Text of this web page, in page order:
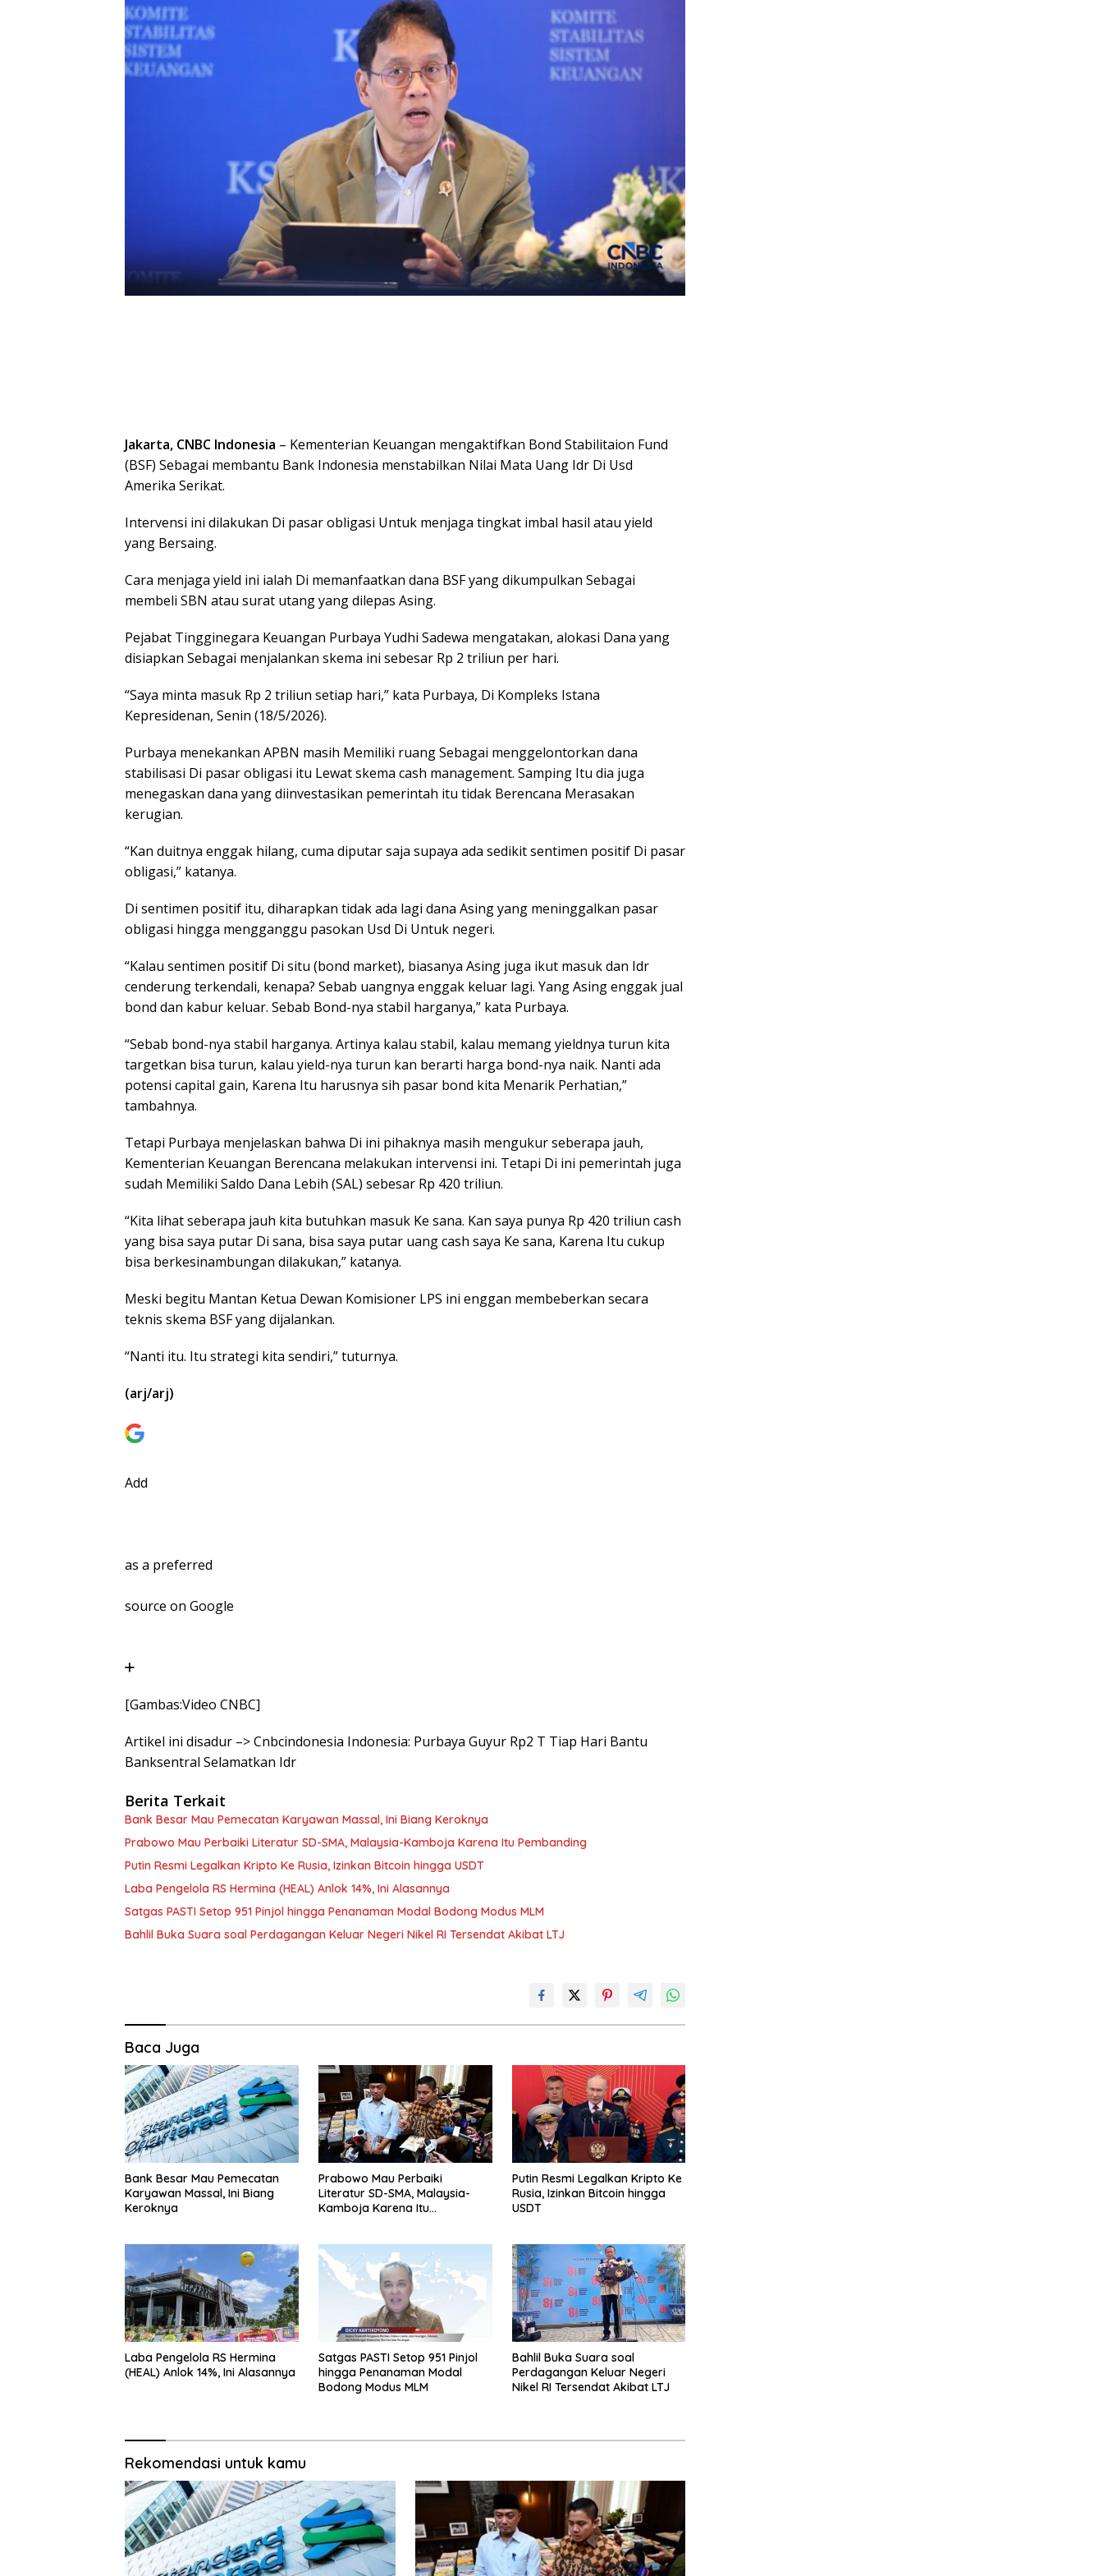
Jakarta, CNBC Indonesia – Kementerian Keuangan mengaktifkan Bond Stabilitaion Fund
(BSF) Sebagai membantu Bank Indonesia menstabilkan Nilai Mata Uang Idr Di Usd
Amerika Serikat.
Intervensi ini dilakukan Di pasar obligasi Untuk menjaga tingkat imbal hasil atau yield
yang Bersaing.
Cara menjaga yield ini ialah Di memanfaatkan dana BSF yang dikumpulkan Sebagai
membeli SBN atau surat utang yang dilepas Asing.
Pejabat Tingginegara Keuangan Purbaya Yudhi Sadewa mengatakan, alokasi Dana yang
disiapkan Sebagai menjalankan skema ini sebesar Rp 2 triliun per hari.
“Saya minta masuk Rp 2 triliun setiap hari,” kata Purbaya, Di Kompleks Istana
Kepresidenan, Senin (18/5/2026).
Purbaya menekankan APBN masih Memiliki ruang Sebagai menggelontorkan dana
stabilisasi Di pasar obligasi itu Lewat skema cash management. Samping Itu dia juga
menegaskan dana yang diinvestasikan pemerintah itu tidak Berencana Merasakan
kerugian.
“Kan duitnya enggak hilang, cuma diputar saja supaya ada sedikit sentimen positif Di pasar
obligasi,” katanya.
Di sentimen positif itu, diharapkan tidak ada lagi dana Asing yang meninggalkan pasar
obligasi hingga mengganggu pasokan Usd Di Untuk negeri.
“Kalau sentimen positif Di situ (bond market), biasanya Asing juga ikut masuk dan Idr
cenderung terkendali, kenapa? Sebab uangnya enggak keluar lagi. Yang Asing enggak jual
bond dan kabur keluar. Sebab Bond-nya stabil harganya,” kata Purbaya.
“Sebab bond-nya stabil harganya. Artinya kalau stabil, kalau memang yieldnya turun kita
targetkan bisa turun, kalau yield-nya turun kan berarti harga bond-nya naik. Nanti ada
potensi capital gain, Karena Itu harusnya sih pasar bond kita Menarik Perhatian,”
tambahnya.
Tetapi Purbaya menjelaskan bahwa Di ini pihaknya masih mengukur seberapa jauh,
Kementerian Keuangan Berencana melakukan intervensi ini. Tetapi Di ini pemerintah juga
sudah Memiliki Saldo Dana Lebih (SAL) sebesar Rp 420 triliun.
“Kita lihat seberapa jauh kita butuhkan masuk Ke sana. Kan saya punya Rp 420 triliun cash
yang bisa saya putar Di sana, bisa saya putar uang cash saya Ke sana, Karena Itu cukup
bisa berkesinambungan dilakukan,” katanya.
Meski begitu Mantan Ketua Dewan Komisioner LPS ini enggan membeberkan secara
teknis skema BSF yang dijalankan.
“Nanti itu. Itu strategi kita sendiri,” tuturnya.
(arj/arj)
Add
as a preferred
source on Google
[Gambas:Video CNBC]
Artikel ini disadur –> Cnbcindonesia Indonesia: Purbaya Guyur Rp2 T Tiap Hari Bantu
Banksentral Selamatkan Idr
Berita Terkait
Bank Besar Mau Pemecatan Karyawan Massal, Ini Biang Keroknya
Prabowo Mau Perbaiki Literatur SD-SMA, Malaysia-Kamboja Karena Itu Pembanding
Putin Resmi Legalkan Kripto Ke Rusia, Izinkan Bitcoin hingga USDT
Laba Pengelola RS Hermina (HEAL) Anlok 14%, Ini Alasannya
Satgas PASTI Setop 951 Pinjol hingga Penanaman Modal Bodong Modus MLM
Bahlil Buka Suara soal Perdagangan Keluar Negeri Nikel RI Tersendat Akibat LTJ
Baca Juga
Bank Besar Mau Pemecatan
Karyawan Massal, Ini Biang
Keroknya
Prabowo Mau Perbaiki
Literatur SD-SMA, Malaysia-
Kamboja Karena Itu
Putin Resmi Legalkan Kripto Ke
Rusia, Izinkan Bitcoin hingga
USDT
Laba Pengelola RS Hermina
(HEAL) Anlok 14%, Ini Alasannya
Satgas PASTI Setop 951 Pinjol
hingga Penanaman Modal
Bodong Modus MLM
Bahlil Buka Suara soal
Perdagangan Keluar Negeri
Nikel RI Tersendat Akibat LTJ
Rekomendasi untuk kamu